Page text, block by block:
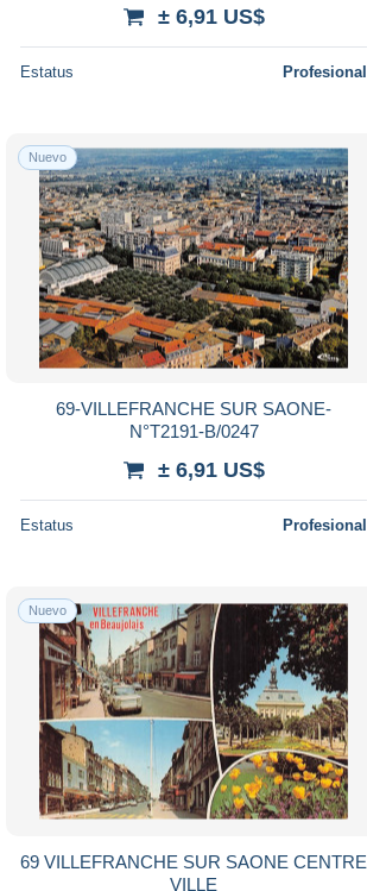
± 6,91 US$
Estatus Profesional
Nuevo
69-VILLEFRANCHE SUR SAONE-
N°T2191-B/0247
± 6,91 US$
Estatus Profesional
Nuevo
69 VILLEFRANCHE SUR SAONE CENTRE
VILLE